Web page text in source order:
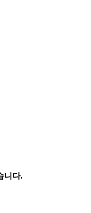
니다.